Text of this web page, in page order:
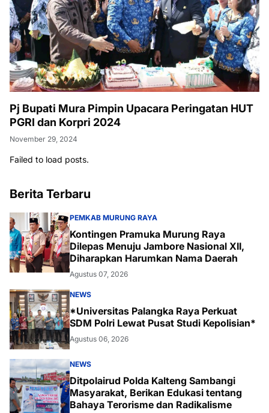
Pj Bupati Mura Pimpin Upacara Peringatan HUT
PGRI dan Korpri 2024
November 29, 2024
Failed to load posts.
Berita Terbaru
PEMKAB MURUNG RAYA
Kontingen Pramuka Murung Raya
Dilepas Menuju Jambore Nasional XII,
Diharapkan Harumkan Nama Daerah
Agustus 07, 2026
NEWS
*Universitas Palangka Raya Perkuat
SDM Polri Lewat Pusat Studi Kepolisian*
Agustus 06, 2026
NEWS
Ditpolairud Polda Kalteng Sambangi
Masyarakat, Berikan Edukasi tentang
Bahaya Terorisme dan Radikalisme